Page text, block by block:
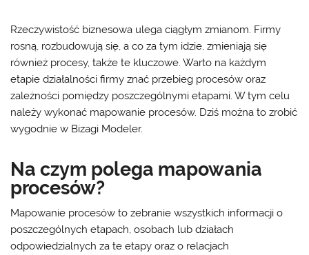
Rzeczywistość biznesowa ulega ciągłym zmianom. Firmy
rosną, rozbudowują się, a co za tym idzie, zmieniają się
również procesy, także te kluczowe. Warto na każdym
etapie działalności firmy znać przebieg procesów oraz
zależności pomiędzy poszczególnymi etapami. W tym celu
należy wykonać mapowanie procesów. Dziś można to zrobić
wygodnie w Bizagi Modeler.
Na czym polega mapowania
procesów?
Mapowanie procesów to zebranie wszystkich informacji o
poszczególnych etapach, osobach lub działach
odpowiedzialnych za te etapy oraz o relacjach